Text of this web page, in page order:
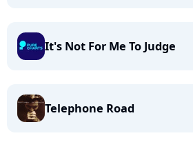
It's Not For Me To Judge
Telephone Road